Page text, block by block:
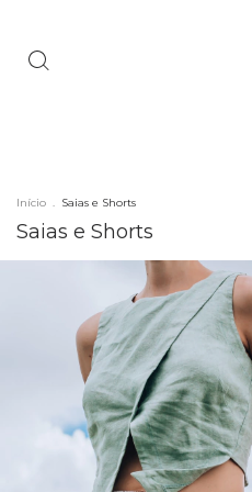
Início . Saias e Shorts
Saias e Shorts